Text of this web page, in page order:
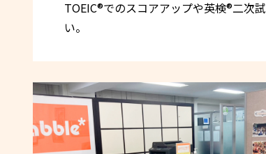
TOEIC®でのスコアアップや英検®二次
い。